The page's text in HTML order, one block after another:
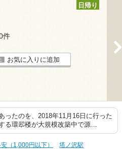
日帰り
件
お気に入りに追加
ったのを、2018年11月16日に行った
る環翆楼が大規模改築中で源…
（1,000円以下） 塔ノ沢駅